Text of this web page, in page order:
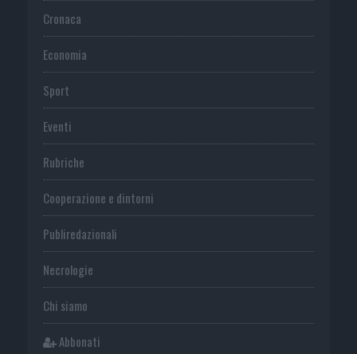
Cronaca
Economia
Sport
Eventi
Rubriche
Cooperazione e dintorni
Publiredazionali
Necrologie
Chi siamo
Abbonati